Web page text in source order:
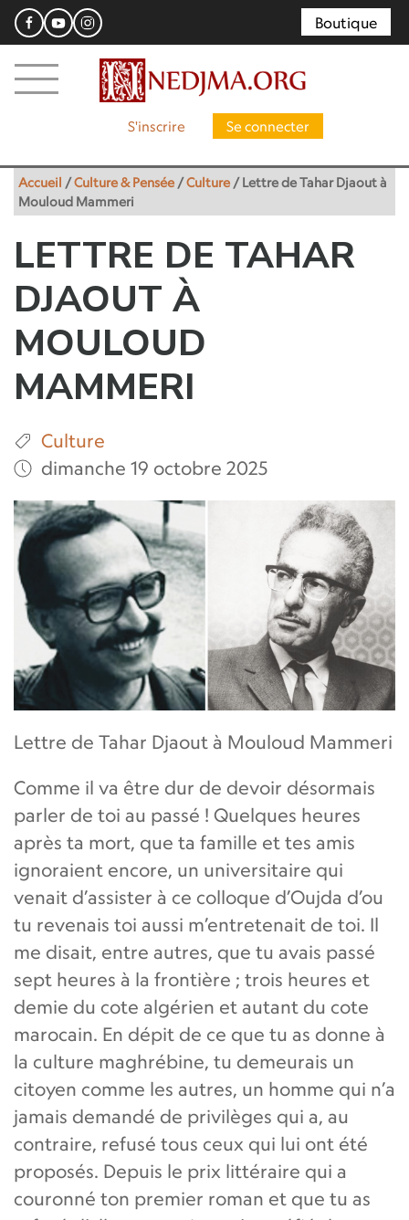
Boutique
S'inscrire Se connecter
Accueil /Culture & Pensée /Culture /Lettre de Tahar Djaout à
Mouloud Mammeri
LETTRE DE TAHAR
DJAOUT À
MOULOUD
MAMMERI
Culture
dimanche 19 octobre 2025
Lettre de Tahar Djaout à Mouloud Mammeri
Comme il va être dur de devoir désormais
parler de toi au passé ! Quelques heures
après ta mort, que ta famille et tes amis
ignoraient encore, un universitaire qui
venait d’assister à ce colloque d’Oujda d’ou
tu revenais toi aussi m’entretenait de toi. Il
me disait, entre autres, que tu avais passé
sept heures à la frontière ; trois heures et
demie du cote algérien et autant du cote
marocain. En dépit de ce que tu as donne à
la culture maghrébine, tu demeurais un
citoyen comme les autres, un homme qui n’a
jamais demandé de privilèges qui a, au
contraire, refusé tous ceux qui lui ont été
proposés. Depuis le prix littéraire qui a
couronné ton premier roman et que tu as